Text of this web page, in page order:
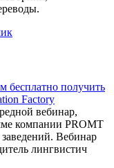
бесплатно получить
Factory
вебинар,
компании PROMT
Вебинар
лингвистич